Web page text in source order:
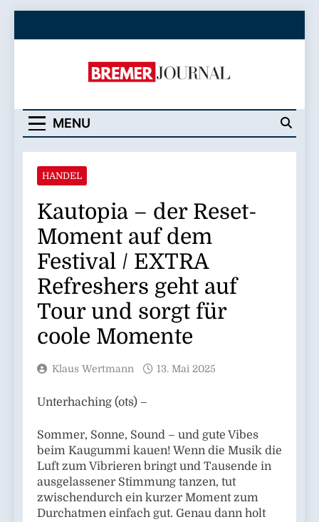
Bremer Journal
MENU
HANDEL
Kautopia – der Reset-
Moment auf dem
Festival / EXTRA
Refreshers geht auf
Tour und sorgt für
coole Momente
Klaus Wertmann 13. Mai 2025
Unterhaching (ots) –
Sommer, Sonne, Sound – und gute Vibes
beim Kaugummi kauen! Wenn die Musik die
Luft zum Vibrieren bringt und Tausende in
ausgelassener Stimmung tanzen, tut
zwischendurch ein kurzer Moment zum
Durchatmen einfach gut. Genau dann holt